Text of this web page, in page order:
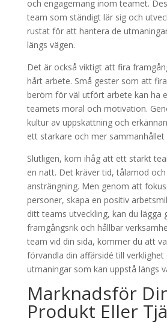
och engagemang inom teamet.
team som ständigt lär sig och
rustat för att hantera de
längs vägen.
Det är också viktigt att fira
hårt arbete. Små gester som att
beröm för väl utfört arbete kan ha
teamets moral och motivation.
kultur av uppskattning och
ett starkare och mer sammanhållet
Slutligen, kom ihåg att ett starkt
en natt. Det kräver tid, tålamod
ansträngning. Men genom att
personer, skapa en positiv
ditt teams utveckling, kan du lägga
framgångsrik och hållbar
team vid din sida, kommer du att
förvandla din affärsidé till verklighet
utmaningar som kan uppstå längs
Marknadsför
Produkt Eller